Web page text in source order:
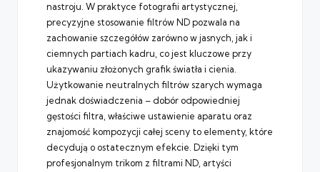
nastroju. W praktyce fotografii artystycznej,
precyzyjne stosowanie filtrów ND pozwala na
zachowanie szczegółów zarówno w jasnych, jak i
ciemnych partiach kadru, co jest kluczowe przy
ukazywaniu złożonych grafik światła i cienia.
Użytkowanie neutralnych filtrów szarych wymaga
jednak doświadczenia – dobór odpowiedniej
gęstości filtra, właściwe ustawienie aparatu oraz
znajomość kompozycji całej sceny to elementy, które
decydują o ostatecznym efekcie. Dzięki tym
profesjonalnym trikom z filtrami ND, artyści